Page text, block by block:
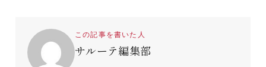
この記事を書いた人
サルーテ編集部